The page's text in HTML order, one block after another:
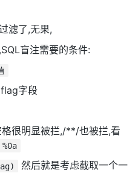
滤了,无果,
盲注需要的条件:
字段
格很明显被拦,/**/也被拦,看
%0a
然后就是考虑截取一个一